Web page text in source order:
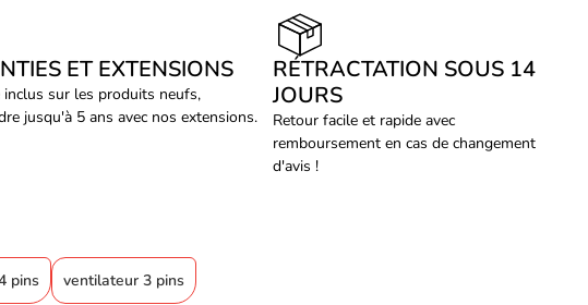
ET EXTENSIONS
inclus sur les produits neufs,
jusqu'à 5 ans avec nos extensions.
RÉTRACTATION SOUS 14
JOURS
Retour facile et rapide avec
remboursement en cas de changement
d'avis !
pins ventilateur 3 pins